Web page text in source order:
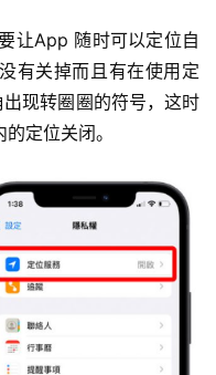
让App 随时可以定位自
有关掉而且有在使用定
现转圈圈的符号，这时
定位关闭。